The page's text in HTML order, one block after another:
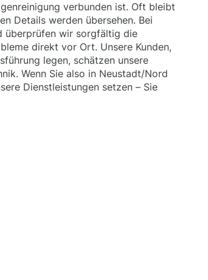
verbunden ist. Oft bleibt
Details werden übersehen. Bei
überprüfen wir sorgfältig die
direkt vor Ort. Unsere Kunden,
legen, schätzen unsere
Wenn Sie also in Neustadt/Nord
Dienstleistungen setzen – Sie